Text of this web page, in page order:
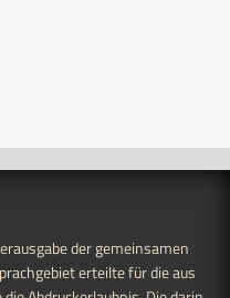
der gemeinsamen
erteilte für die aus